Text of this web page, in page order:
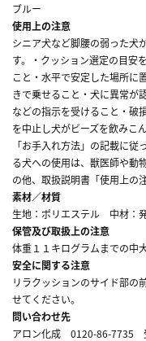
ブルー
使用上の注意
シニア犬など脚腰の弱った犬
す。・クッション選定の目安
こと・水平で安定した場所に
きで乗せること・犬に異常が
などの指示を受けること・破
を中止し犬がビーズを飲みこ
「お手入れ方法」の記載に
る犬への使用は、獣医師や動
の他、取扱説明書「使用上の
素材／材質
生地：ポリエステル 中材：
保管及び取扱上の注意
体重１１キログラムまでの中
安全に関する注意
リラクッションのサイド部の
せてください。
問い合わせ先
アロン化成 0120-86-7735